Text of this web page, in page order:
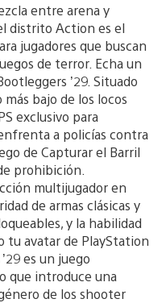
entre arena y
distrito Action es el
jugadores que buscan
de terror. Echa un
’29. Situado
bajo de los locos
exclusivo para
a policías contra
de Capturar el Barril
prohibición.
multijugador en
de armas clásicas y
y la habilidad
tu avatar de PlayStation
es un juego
que introduce una
de los shooter